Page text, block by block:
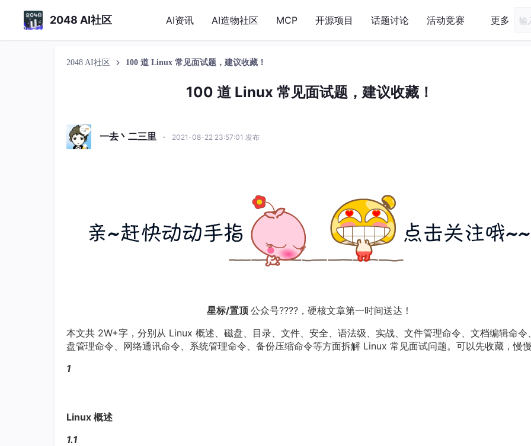
2048 AI社区 AI资讯 AI造物社区 MCP 开源项目 话题讨论 活动竞赛 更多
2048 AI社区 100 道 Linux 常见面试题，建议收藏！
100 道 Linux 常见面试题，建议收藏！
一去丶二三里 · 2021-08-22 23:57:01 发布
星标/置顶 公众号????，硬核文章第一时间送达！
本文共 2W+字，分别从 Linux 概述、磁盘、目录、文件、安全、语法级、实战、文件管理命令、文档编辑命令
盘管理命令、网络通讯命令、系统管理命令、备份压缩命令等方面拆解 Linux 常见面试问题。可以先收藏，慢慢
1
Linux 概述
1.1